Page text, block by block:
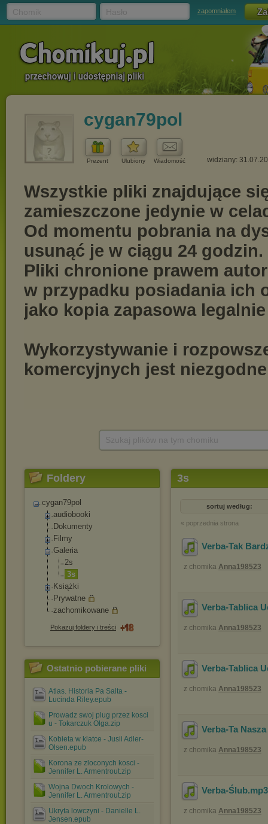
zapomniałem
cygan79pol
Prezent Ulubiony Wiadomość widziany:
Foldery
cygan79pol
audiobooki
Dokumenty
Filmy
Galeria
2s
3s
Książki
Prywatne
zachomikowane
Pokazuj foldery i treści
Ostatnio pobierane pliki
Atlas. Historia Pa Salta -
Lucinda Riley.epub
Prowadz swoj plug przez kosci
u - Tokarczuk Olga.zip
Kobieta w klatce - Jusii Adler-
Olsen.epub
Korona ze zloconych kosci -
Jennifer L. Armentrout.zip
Wojna Dwoch Krolowych -
Jennifer L. Armentrout.zip
Ukryta lowczyni - Danielle L.
Jensen.epub
3s
sortuj według:
« poprzednia strona
Verba-Tak
z chomika Anna198523
Verba-Tablica
z chomika Anna198523
Verba-Tablica
z chomika Anna198523
Verba-Ta Nasza
z chomika Anna198523
Verba-Ślub
z chomika Anna198523